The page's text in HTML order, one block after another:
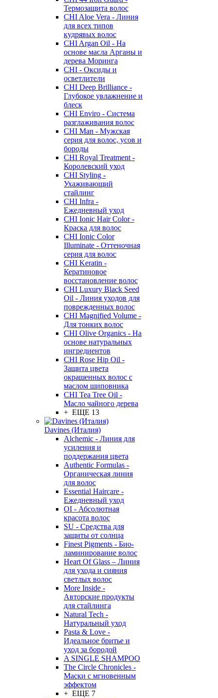
Термозащита волос
CHI Aloe Vera - Линия
для всех типов
кудрявых волос
CHI Argan Oil - На
основе масла Арганы и
дерева Моринга
CHI - Оксиды и
осветлители
CHI Deep Brilliance -
Глубокое увлажнение и
блеск
CHI Enviro - Система
разглаживания волос
CHI Man - Мужская
серия для волос, усов и
бороды
CHI Royal Treatment -
Королевский уход
CHI Styling -
Ухаживающий
стайлинг
CHI Infra -
Ежедневный уход
CHI Ionic Hair Color -
Краска для волос
CHI Ionic Color
Illuminate - Оттеночная
серия для волос
CHI Keratin -
Кератиновое
восстановление волос
CHI Luxury Black Seed
Oil - Линия уходов для
поврежденных волос
CHI Magnified Volume -
Для тонких волос
CHI Olive Organics - На
основе натуральных
ингредиентов
CHI Rose Hip Oil -
Защита цвета
окрашенных волос с
маслом шиповника
CHI Tea Tree Oil -
Масло чайного дерева
+ ЕЩЕ 13
Davines (Италия)
Alchemic - Линия для
усиления и
поддержания цвета
Authentic Formulas -
Органическая линия
для волос
Essential Haircare -
Eжедневный уход
OI - Абсолютная
красота волос
SU - Средства для
защиты от солнца
Finest Pigments - Био-
ламинирование волос
Heart Of Glass – Линия
для ухода и сияния
светлых волос
More Inside -
Авторские продукты
для стайлинга
Natural Tech -
Натуральный уход
Pasta & Love -
Идеальное бритье и
уход за бородой
A SINGLE SHAMPOO
The Circle Chronicles -
Маски с мгновенным
эффектом
+ ЕЩЕ 7